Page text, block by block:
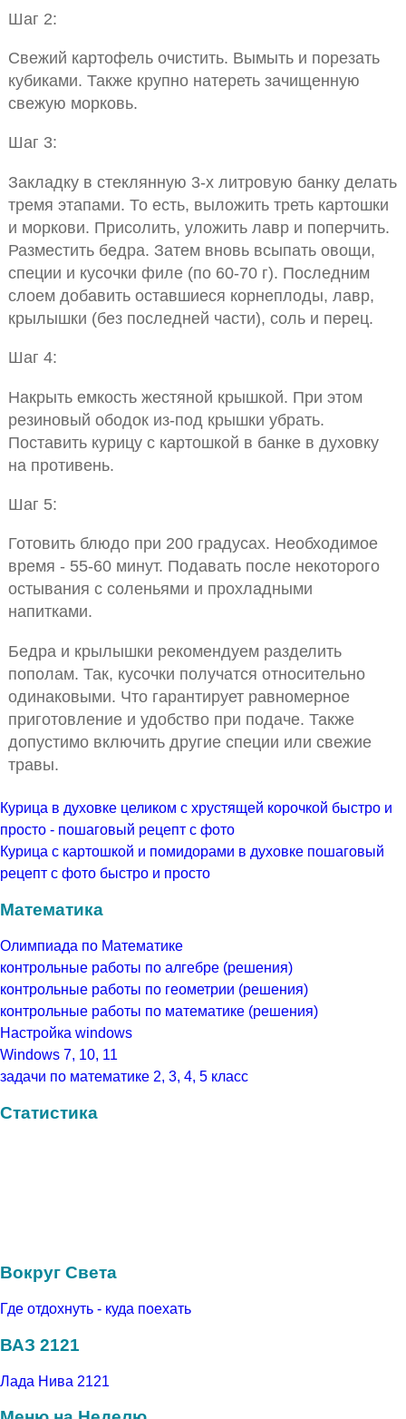
Шаг 2:
Свежий картофель очистить. Вымыть и порезать
кубиками. Также крупно натереть зачищенную
свежую морковь.
Шаг 3:
Закладку в стеклянную 3-х литровую банку делать
тремя этапами. То есть, выложить треть картошки
и моркови. Присолить, уложить лавр и поперчить.
Разместить бедра. Затем вновь всыпать овощи,
специи и кусочки филе (по 60-70 г). Последним
слоем добавить оставшиеся корнеплоды, лавр,
крылышки (без последней части), соль и перец.
Шаг 4:
Накрыть емкость жестяной крышкой. При этом
резиновый ободок из-под крышки убрать.
Поставить курицу с картошкой в банке в духовку
на противень.
Шаг 5:
Готовить блюдо при 200 градусах. Необходимое
время - 55-60 минут. Подавать после некоторого
остывания с соленьями и прохладными
напитками.
Бедра и крылышки рекомендуем разделить
пополам. Так, кусочки получатся относительно
одинаковыми. Что гарантирует равномерное
приготовление и удобство при подаче. Также
допустимо включить другие специи или свежие
травы.
Курица в духовке целиком с хрустящей корочкой быстро и
просто - пошаговый рецепт с фото
Курица с картошкой и помидорами в духовке пошаговый
рецепт с фото быстро и просто
Математика
Олимпиада по Математике
контрольные работы по алгебре (решения)
контрольные работы по геометрии (решения)
контрольные работы по математике (решения)
Настройка windows
Windows 7, 10, 11
задачи по математике 2, 3, 4, 5 класс
Статистика
Вокруг Света
Где отдохнуть - куда поехать
ВАЗ 2121
Лада Нива 2121